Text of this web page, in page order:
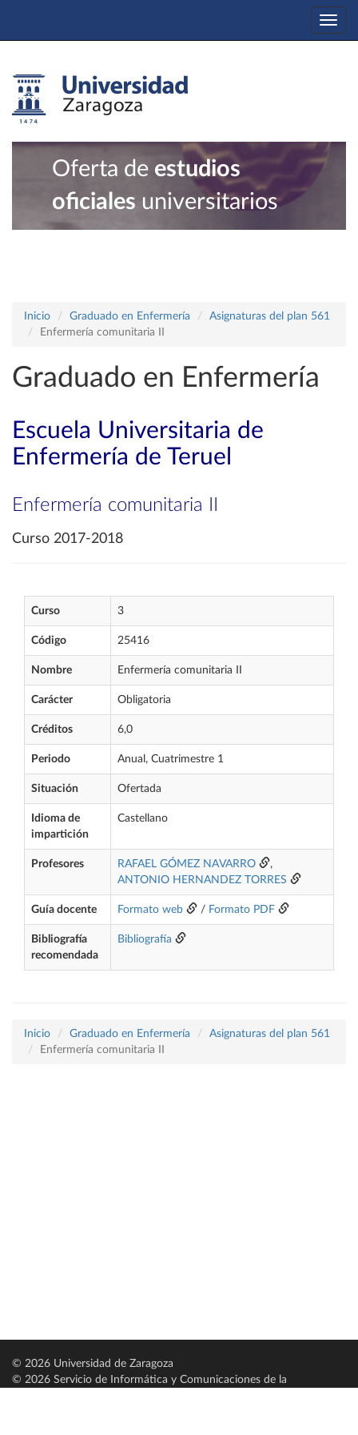
Oferta de estudios
oficiales universitarios
Inicio Graduado en Enfermería
Asignaturas del plan 561
Enfermería comunitaria II
Graduado en Enfermería
Escuela Universitaria de
Enfermería de Teruel
Enfermería comunitaria II
Curso 2017-2018
Curso 3
Código 25416
Nombre Enfermería comunitaria II
Carácter Obligatoria
Créditos 6,0
Periodo Anual, Cuatrimestre 1
Situación Ofertada
Idioma de
impartición
Castellano
Profesores RAFAEL GÓMEZ NAVARRO
,
ANTONIO HERNANDEZ TORRES
Guía docente Formato web / Formato PDF
Bibliografía
recomendada
Bibliografía
Inicio Graduado en Enfermería
Asignaturas del plan 561
Enfermería comunitaria II
© 2026 Universidad de Zaragoza
© 2026 Servicio de Informática y Comunicaciones de la